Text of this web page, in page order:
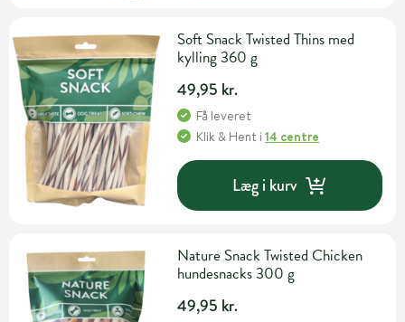
Soft Snack Twisted Thins med
kylling 360 g
49,95 kr.
Få leveret
Klik & Hent i14 centre
Læg i kurv
Nature Snack Twisted Chicken
hundesnacks 300 g
49,95 kr.